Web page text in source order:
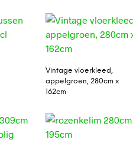
Vintage vloerkleed,
appelgroen, 280cm x
162cm